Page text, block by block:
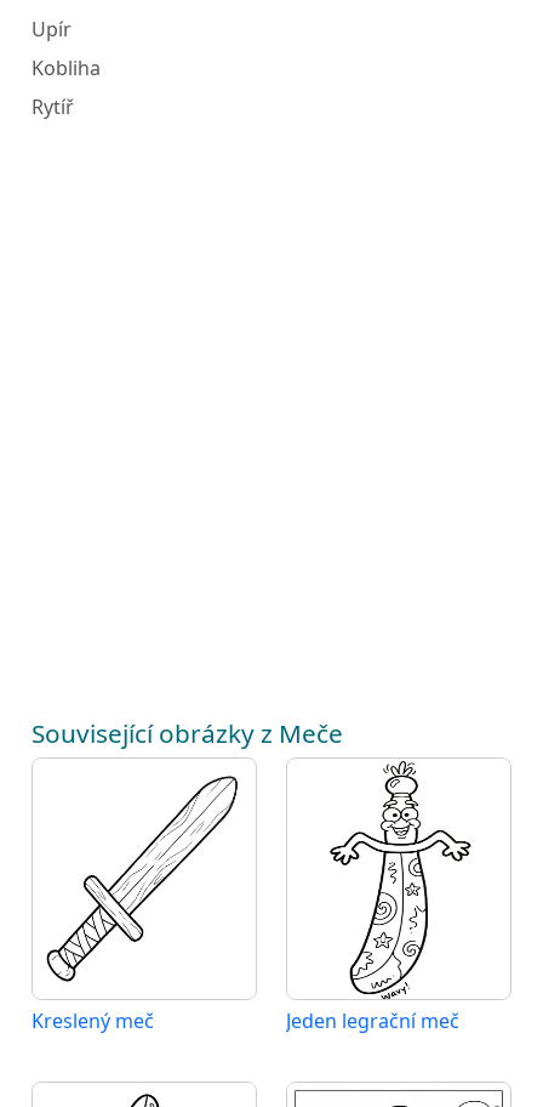
Upír
Kobliha
Rytíř
Související obrázky z Meče
Kreslený meč Jeden legrační meč